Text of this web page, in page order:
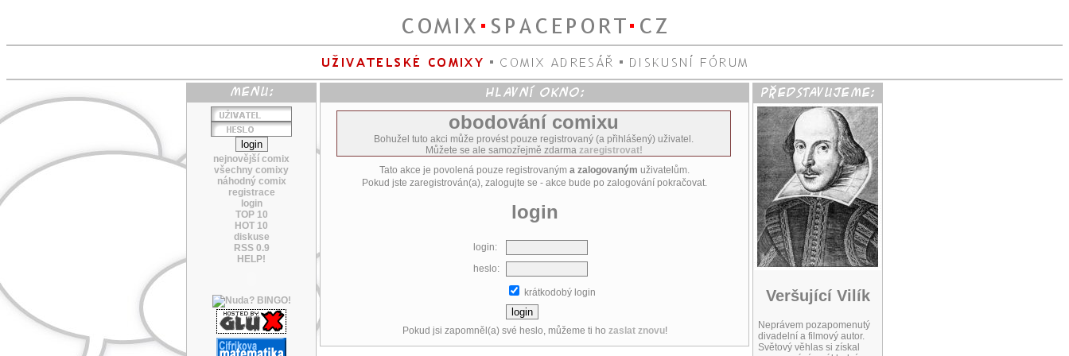
nejnovější comix
všechny comixy
náhodný comix
registrace
login
TOP 10
HOT 10
diskuse
RSS 0.9
HELP!
obodování comixu
Bohužel tuto akci může provést pouze registrovaný (a přihlášený) uživatel.
Můžete se ale samozřejmě zdarma zaregistrovat!
Tato akce je povolená pouze registrovaným a zalogovaným uživatelům.
Pokud jste zaregistrován(a), zalogujte se - akce bude po zalogování pokračovat.
login
login:
heslo:
krátkodobý login
Pokud jsi zapomněl(a) své heslo, můžeme ti ho zaslat znovu!
Veršující Vilík
Neprávem pozapomenutý
divadelní a filmový autor.
Světový věhlas si získal